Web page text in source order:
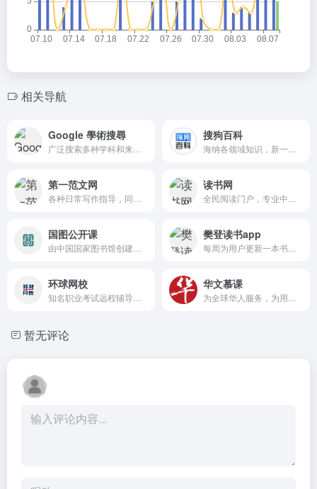
相关导航
Google 學術搜尋 搜狗百科
第一范文网 读书网
国图公开课 樊登读书app
环球网校 华文慕课
暂无评论